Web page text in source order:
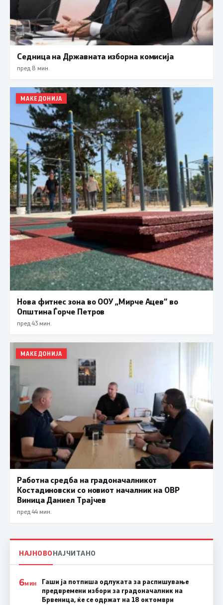
Седница на Државната изборна комисија
пред 8 мин.
МАКЕДОНИЈА
Нова фитнес зона во ООУ „Мирче Ацев“ во
Општина Ѓорче Петров
пред 43 мин.
МАКЕДОНИЈА
Работна средба на градоначалникот
Костадиновски со новиот началник на ОВР
Виница Даниел Трајчев
пред 44 мин.
НАЈНОВОНАЈЧИТАНО
6МИН
Гаши ја потпиша одлуката за распишување
предвремени избори за градоначалник на
Брвеница, ќе се одржат на 18 октомври